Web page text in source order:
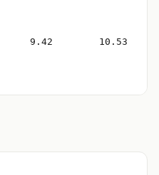
9.42 10.53